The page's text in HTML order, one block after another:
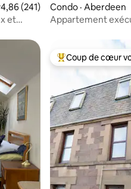
moyenne de 4,86 sur 5,
4,86 (241)
et
Condo · Aberdeen
Appartement
plus aimés Coup de cœur
Coup de cœur